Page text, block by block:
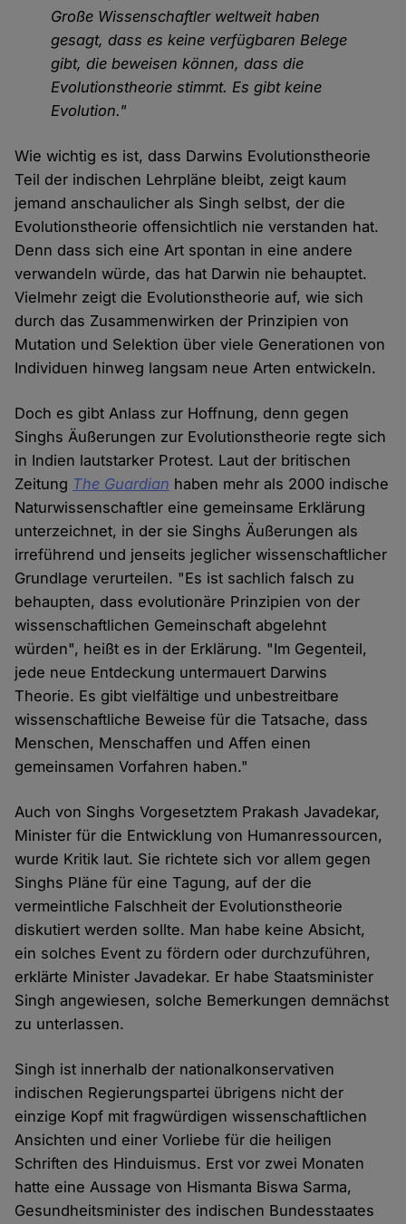
Große Wissenschaftler weltweit haben
gesagt, dass es keine verfügbaren Belege
gibt, die beweisen können, dass die
Evolutionstheorie stimmt. Es gibt keine
Evolution."
Wie wichtig es ist, dass Darwins Evolutionstheorie
Teil der indischen Lehrpläne bleibt, zeigt kaum
jemand anschaulicher als Singh selbst, der die
Evolutionstheorie offensichtlich nie verstanden hat.
Denn dass sich eine Art spontan in eine andere
verwandeln würde, das hat Darwin nie behauptet.
Vielmehr zeigt die Evolutionstheorie auf, wie sich
durch das Zusammenwirken der Prinzipien von
Mutation und Selektion über viele Generationen von
Individuen hinweg langsam neue Arten entwickeln.
Doch es gibt Anlass zur Hoffnung, denn gegen
Singhs Äußerungen zur Evolutionstheorie regte sich
in Indien lautstarker Protest. Laut der britischen
Zeitung The Guardian haben mehr als 2000 indische
Naturwissenschaftler eine gemeinsame Erklärung
unterzeichnet, in der sie Singhs Äußerungen als
irreführend und jenseits jeglicher wissenschaftlicher
Grundlage verurteilen. "Es ist sachlich falsch zu
behaupten, dass evolutionäre Prinzipien von der
wissenschaftlichen Gemeinschaft abgelehnt
würden", heißt es in der Erklärung. "Im Gegenteil,
jede neue Entdeckung untermauert Darwins
Theorie. Es gibt vielfältige und unbestreitbare
wissenschaftliche Beweise für die Tatsache, dass
Menschen, Menschaffen und Affen einen
gemeinsamen Vorfahren haben."
Auch von Singhs Vorgesetztem Prakash Javadekar,
Minister für die Entwicklung von Humanressourcen,
wurde Kritik laut. Sie richtete sich vor allem gegen
Singhs Pläne für eine Tagung, auf der die
vermeintliche Falschheit der Evolutionstheorie
diskutiert werden sollte. Man habe keine Absicht,
ein solches Event zu fördern oder durchzuführen,
erklärte Minister Javadekar. Er habe Staatsminister
Singh angewiesen, solche Bemerkungen demnächst
zu unterlassen.
Singh ist innerhalb der nationalkonservativen
indischen Regierungspartei übrigens nicht der
einzige Kopf mit fragwürdigen wissenschaftlichen
Ansichten und einer Vorliebe für die heiligen
Schriften des Hinduismus. Erst vor zwei Monaten
hatte eine Aussage von Hismanta Biswa Sarma,
Gesundheitsminister des indischen Bundesstaates